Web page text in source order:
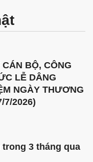
BỘ, CÔNG
LỄ DÂNG
NGÀY THƯƠNG
7/2026)
3 tháng qua